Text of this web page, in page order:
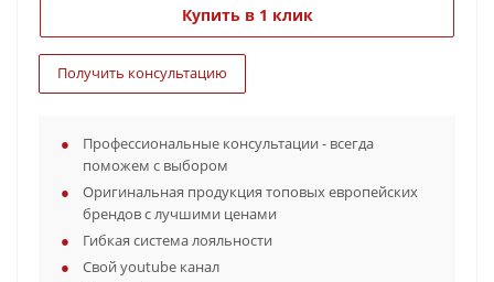
Купить в 1 клик
Получить консультацию
Профессиональные консультации - всегда
поможем с выбором
Оригинальная продукция топовых европейских
брендов с лучшими ценами
Гибкая система лояльности
Свой youtube канал